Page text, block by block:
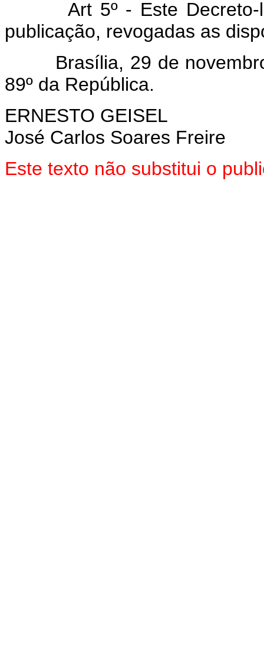
Art 5º - Este Decreto-lei
publicação, revogadas as
Brasília, 29 de novembro
89º da República.
ERNESTO GEISEL
José Carlos Soares Freire
Este texto não substitui o